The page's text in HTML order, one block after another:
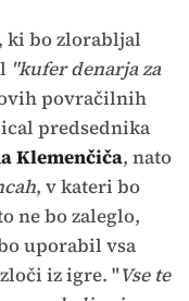
ki bo zlorabljal
"kufer denarja za
povračilnih
predsednika
Klemenčiča, nato
, v kateri bo
ne bo zaleglo,
uporabil vsa
iz igre. "Vse te